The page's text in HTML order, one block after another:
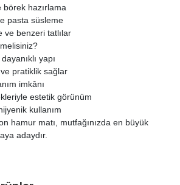
hazırlama
pasta süsleme
ve benzeri tatlılar
yapı
pratiklik sağlar
imkânı
estetik görünüm
kullanım
hamur matı, mutfağınızda en büyük
adaydır.